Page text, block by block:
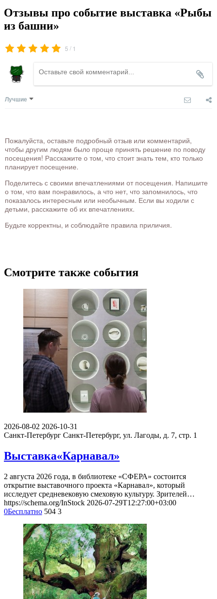
Отзывы про событие выставка «Рыбы
из башни»
5 / 1
Лучшие
Пожалуйста, оставьте подробный отзыв или комментарий,
чтобы другим людям было проще принять решение по поводу
посещения! Расскажите о том, что стоит знать тем, кто только
планирует посещение.
Поделитесь с своими впечатлениями от посещения. Напишите
о том, что вам понравилось, а что нет, что запомнилось, что
показалось интересным или необычным. Если вы ходили с
детьми, расскажите об их впечатлениях.
Будьте корректны, и соблюдайте правила приличия.
Смотрите также события
2026-08-02 2026-10-31
Санкт-Петербург Санкт-Петербург, ул. Лагоды, д. 7, стр. 1
Выставка«Карнавал»
2 августа 2026 года, в библиотеке «СФЕРА» состоится
открытие выставочного проекта «Карнавал», который
исследует средневековую смеховую культуру. Зрителей…
https://schema.org/InStock 2026-07-29T12:27:00+03:00
0Бесплатно 504 3